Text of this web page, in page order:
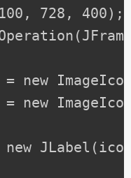
728, 400);
new
new